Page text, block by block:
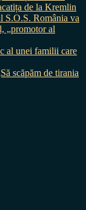
de la Kremlin
România va
„promotor al
al unei familii care
scăpăm de tirania